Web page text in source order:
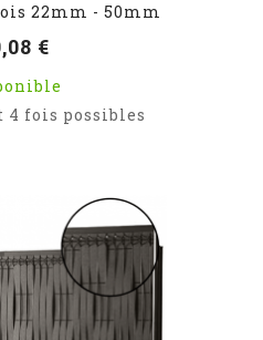
22mm - 50mm
€
4 fois possibles